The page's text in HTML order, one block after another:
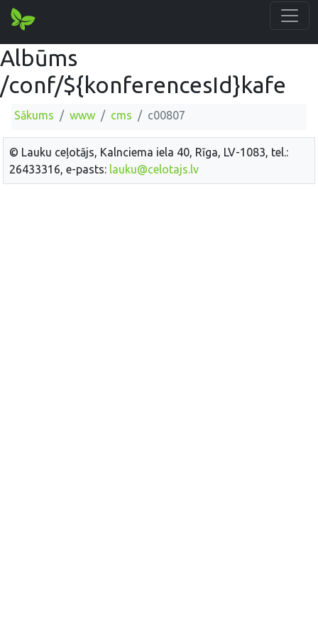
Albūms
/conf/${konferencesId}kafe
Sākums www cms c00807
© Lauku ceļotājs, Kalnciema iela 40, Rīga, LV-1083, tel.:
26433316, e-pasts: lauku@celotajs.lv